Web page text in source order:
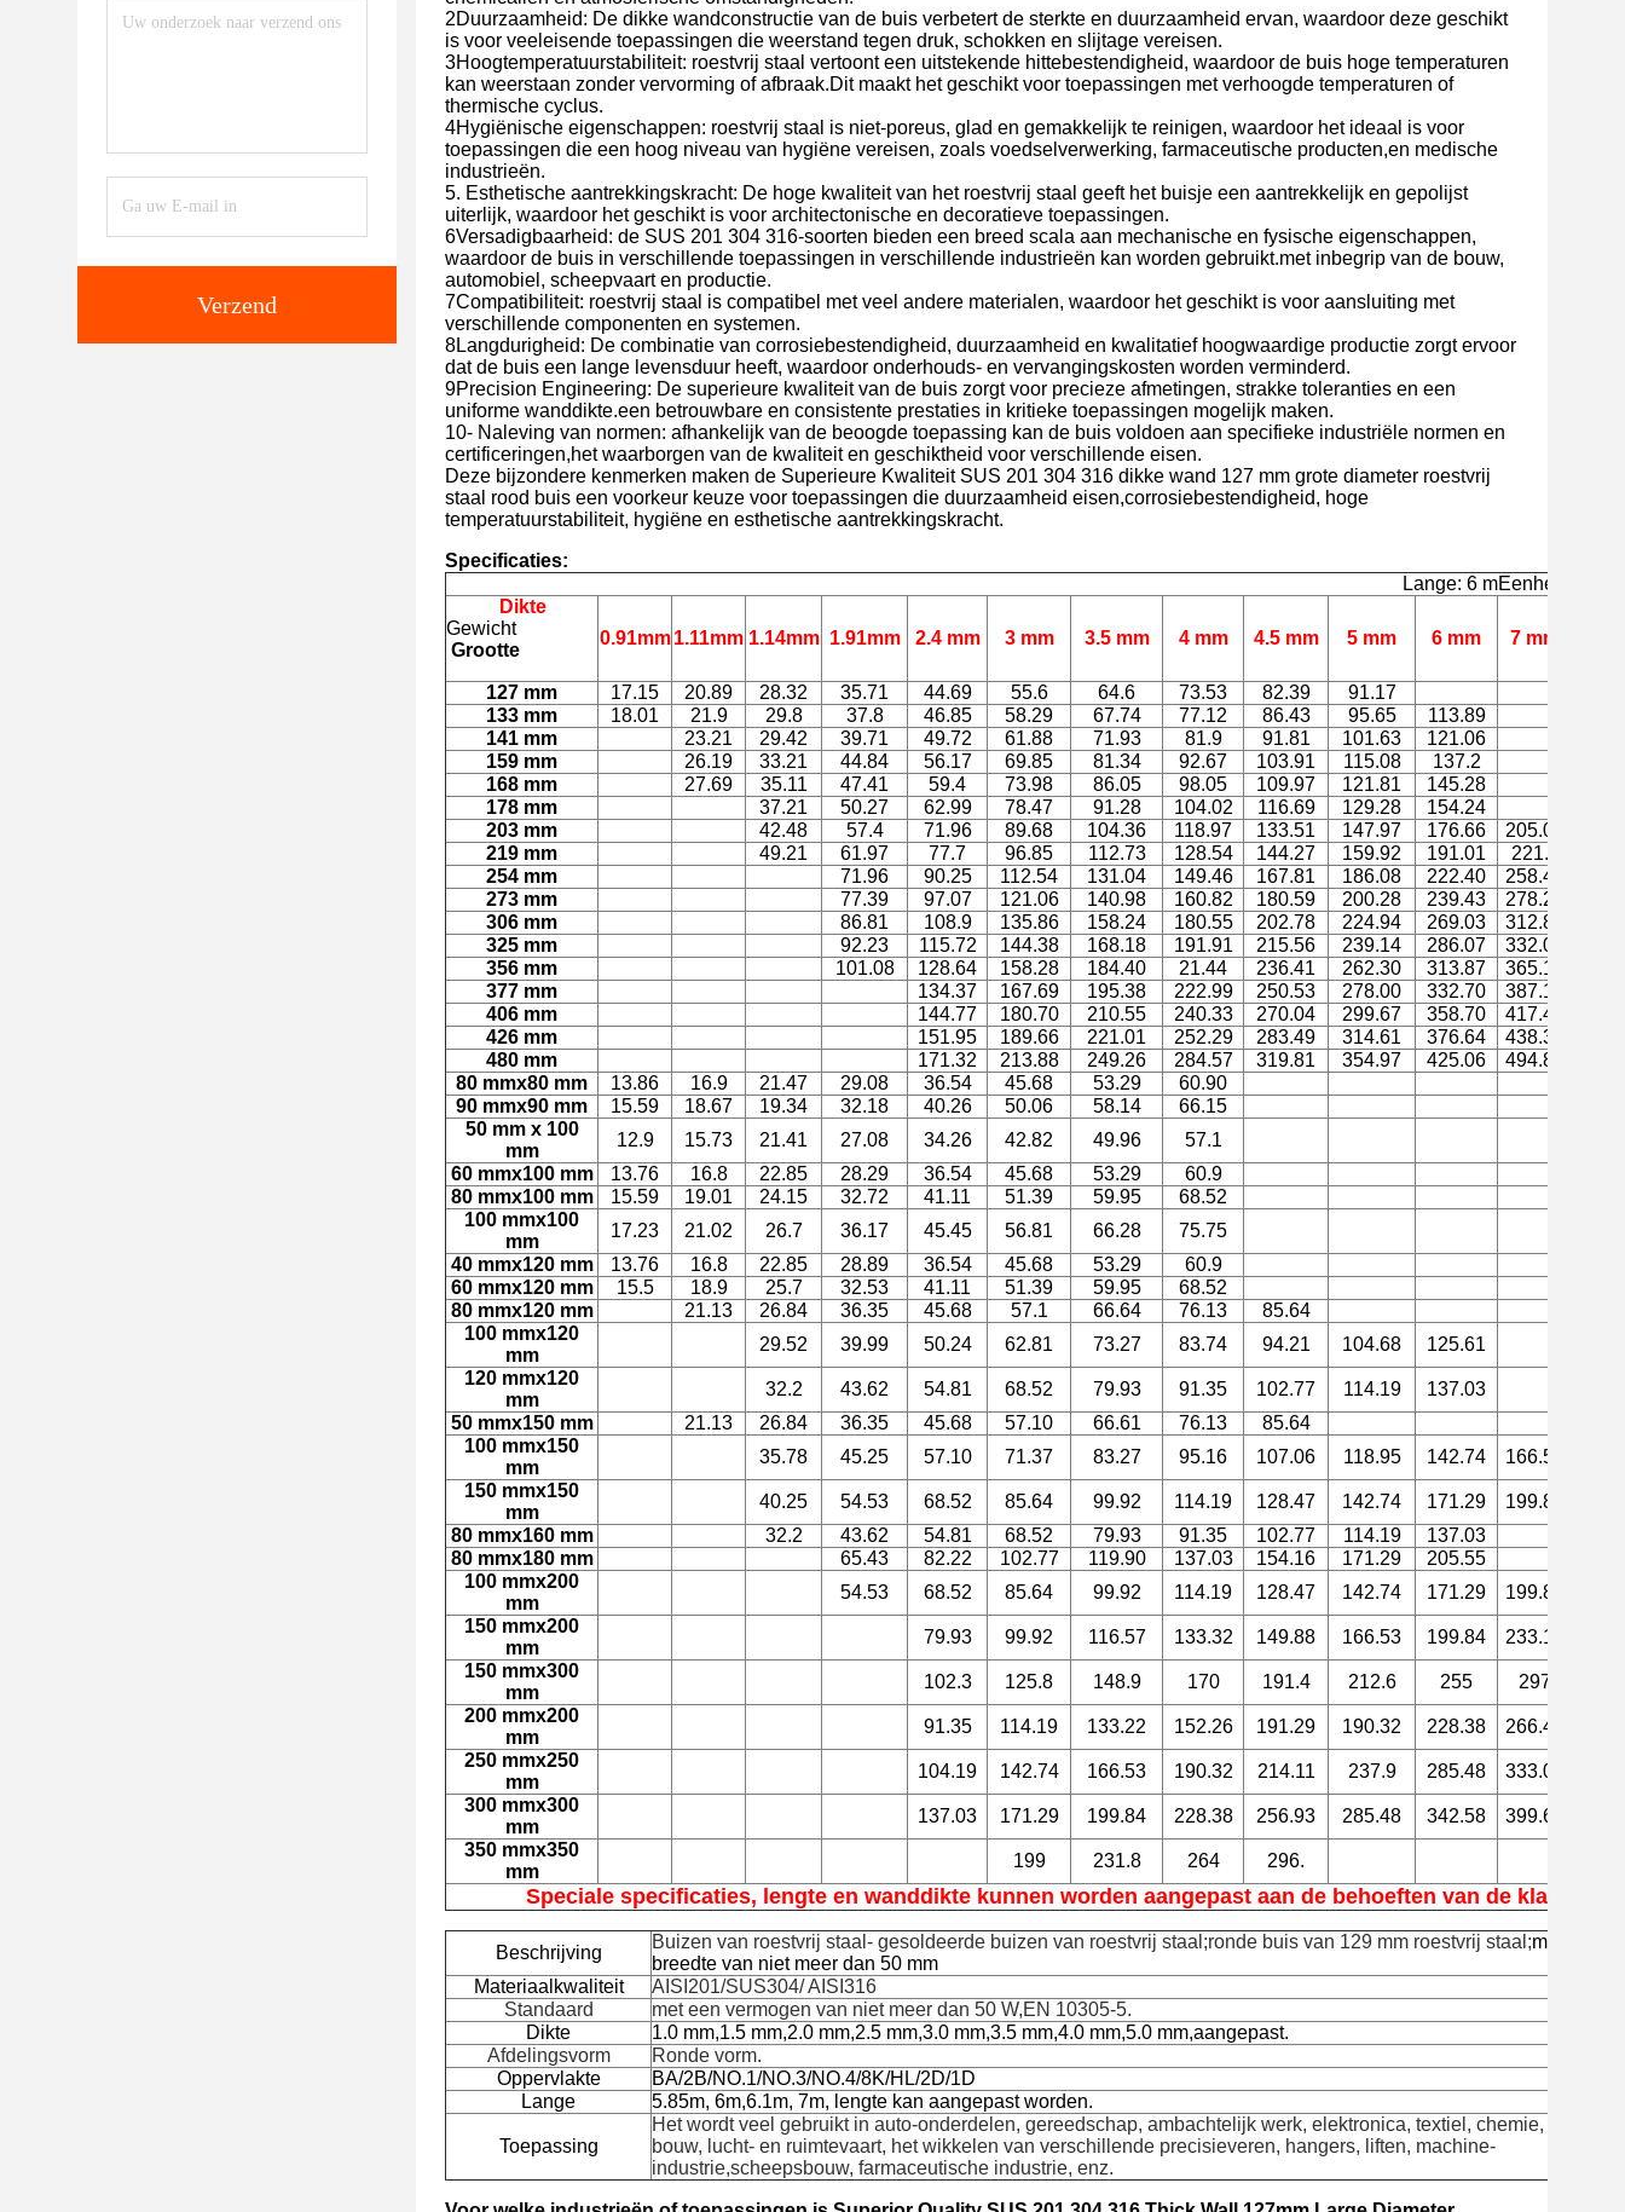
Verzend
2Duurzaamheid: De dikke wandconstructie van de buis verbetert de sterkte en duurzaamheid ervan, waardoor deze geschikt
is voor veeleisende toepassingen die weerstand tegen druk, schokken en slijtage vereisen.
3Hoogtemperatuurstabiliteit: roestvrij staal vertoont een uitstekende hittebestendigheid, waardoor de buis hoge temperaturen
kan weerstaan zonder vervorming of afbraak.Dit maakt het geschikt voor toepassingen met verhoogde temperaturen of
thermische cyclus.
4Hygiënische eigenschappen: roestvrij staal is niet-poreus, glad en gemakkelijk te reinigen, waardoor het ideaal is voor
toepassingen die een hoog niveau van hygiëne vereisen, zoals voedselverwerking, farmaceutische producten,en medische
industrieën.
5. Esthetische aantrekkingskracht: De hoge kwaliteit van het roestvrij staal geeft het buisje een aantrekkelijk en gepolijst
uiterlijk, waardoor het geschikt is voor architectonische en decoratieve toepassingen.
6Versadigbaarheid: de SUS 201 304 316-soorten bieden een breed scala aan mechanische en fysische eigenschappen,
waardoor de buis in verschillende toepassingen in verschillende industrieën kan worden gebruikt.met inbegrip van de bouw,
automobiel, scheepvaart en productie.
7Compatibiliteit: roestvrij staal is compatibel met veel andere materialen, waardoor het geschikt is voor aansluiting met
verschillende componenten en systemen.
8Langdurigheid: De combinatie van corrosiebestendigheid, duurzaamheid en kwalitatief hoogwaardige productie zorgt ervoor
dat de buis een lange levensduur heeft, waardoor onderhouds- en vervangingskosten worden verminderd.
9Precision Engineering: De superieure kwaliteit van de buis zorgt voor precieze afmetingen, strakke toleranties en een
uniforme wanddikte.een betrouwbare en consistente prestaties in kritieke toepassingen mogelijk maken.
10- Naleving van normen: afhankelijk van de beoogde toepassing kan de buis voldoen aan specifieke industriële normen en
certificeringen,het waarborgen van de kwaliteit en geschiktheid voor verschillende eisen.
Deze bijzondere kenmerken maken de Superieure Kwaliteit SUS 201 304 316 dikke wand 127 mm grote diameter roestvrij
staal rood buis een voorkeur keuze voor toepassingen die duurzaamheid eisen,corrosiebestendigheid, hoge
temperatuurstabiliteit, hygiëne en esthetische aantrekkingskracht.
Specificaties:
Lange: 6 mEenheid: kg/
Dikte
Gewicht
Grootte
0.91mm 1.11mm 1.14mm 1.91mm 2.4 mm 3 mm 3.5 mm 4 mm 4.5 mm 5 mm 6 mm 7 mm
127 mm 17.15 20.89 28.32 35.71 44.69 55.6 64.6 73.53 82.39
91.17
133 mm
18.01 21.9 29.8 37.8 46.85 58.29 67.74 77.12 86.43 95.65
113.89
141 mm
23.21 29.42 39.71 49.72 61.88 71.93 81.9 91.81 101.63
121.06
159 mm
26.19 33.21 44.84 56.17 69.85 81.34 92.67 103.91 115.08
137.2
168 mm
27.69 35.11 47.41 59.4 73.98 86.05 98.05 109.97 121.81
145.28
178 mm
37.21 50.27 62.99 78.47 91.28 104.02 116.69 129.28
154.24
203 mm
42.48 57.4 71.96 89.68 104.36 118.97 133.51 147.97 176.66
205.06
219 mm
49.21 61.97 77.7 96.85 112.73 128.54 144.27 159.92 191.01
221.8
254 mm
71.96 90.25 112.54 131.04 149.46 167.81 186.08 222.40 258.42
273 mm
77.39 97.07 121.06 140.98 160.82 180.59 200.28 239.43 278.29
306 mm
86.81 108.9 135.86 158.24 180.55 202.78 224.94 269.03 312.82
325 mm
92.23 115.72 144.38 168.18 191.91 215.56 239.14 286.07 332.07
356 mm
101.08 128.64 158.28 184.40 21.44 236.41 262.30 313.87 365.13
377 mm
134.37 167.69 195.38 222.99 250.53 278.00 332.70 387.10
406 mm
144.77 180.70 210.55 240.33 270.04 299.67 358.70 417.44
426 mm
151.95 189.66 221.01 252.29 283.49 314.61 376.64 438.37
480 mm
171.32 213.88 249.26 284.57 319.81 354.97 425.06 494.86
80 mmx80 mm
13.86 16.9 21.47 29.08 36.54 45.68 53.29
60.90
90 mmx90 mm
15.59 18.67 19.34 32.18 40.26 50.06 58.14
66.15
50 mm x 100
mm
12.9 15.73 21.41 27.08 34.26 42.82 49.96
57.1
60 mmx100 mm
13.76 16.8 22.85 28.29 36.54 45.68 53.29
60.9
80 mmx100 mm
15.59 19.01 24.15 32.72 41.11 51.39 59.95
68.52
100 mmx100
mm
17.23 21.02 26.7 36.17 45.45 56.81 66.28
75.75
40 mmx120 mm
13.76 16.8 22.85 28.89 36.54 45.68 53.29
60.9
60 mmx120 mm
15.5 18.9 25.7 32.53 41.11 51.39 59.95
68.52
80 mmx120 mm
21.13 26.84 36.35 45.68 57.1 66.64 76.13
85.64
100 mmx120
mm
29.52 39.99 50.24 62.81 73.27 83.74 94.21 104.68
125.61
120 mmx120
mm
32.2 43.62 54.81 68.52 79.93 91.35 102.77 114.19
137.03
50 mmx150 mm
21.13 26.84 36.35 45.68 57.10 66.61 76.13
85.64
100 mmx150
mm
35.78 45.25 57.10 71.37 83.27 95.16 107.06 118.95 142.74 166.53
150 mmx150
mm
40.25 54.53 68.52 85.64 99.92 114.19 128.47 142.74 171.29 199.84
80 mmx160 mm
32.2 43.62 54.81 68.52 79.93 91.35 102.77 114.19
137.03
80 mmx180 mm
65.43 82.22 102.77 119.90 137.03 154.16 171.29
205.55
100 mmx200
mm
54.53 68.52 85.64 99.92 114.19 128.47 142.74 171.29 199.84
150 mmx200
mm
79.93 99.92 116.57 133.32 149.88 166.53 199.84 233.14
150 mmx300
mm
102.3 125.8 148.9 170 191.4 212.6 255 297
200 mmx200
mm
91.35 114.19 133.22 152.26 191.29 190.32 228.38 266.45
250 mmx250
mm
104.19 142.74 166.53 190.32 214.11 237.9 285.48 333.06
300 mmx300
mm
137.03 171.29 199.84 228.38 256.93 285.48 342.58 399.67
350 mmx350
mm
199 231.8 264 296.
Speciale specificaties, lengte en wanddikte kunnen worden aangepast aan de behoeften van de klant.
Beschrijving
Buizen van roestvrij staal - gesoldeerde buizen van roestvrij staal;ronde buis van 129 mm roestvrij staal;met een
breedte van niet meer dan 50 mm
Materiaalkwaliteit
AISI201/SUS304/ AISI316
Standaard
met een vermogen van niet meer dan 50 W,EN 10305-5.
Dikte
1.0 mm,1.5 mm,2.0 mm,2.5 mm,3.0 mm,3.5 mm,4.0 mm,5.0 mm,aangepast.
Afdelingsvorm
Ronde vorm.
Oppervlakte
BA/2B/NO.1/NO.3/NO.4/8K/HL/2D/1D
Lange
5.85m, 6m,6.1m, 7m, lengte kan aangepast worden.
Toepassing
Het wordt veel gebruikt in auto-onderdelen, gereedschap, ambachtelijk werk, elektronica, textiel, chemie,
bouw, lucht- en ruimtevaart, het wikkelen van verschillende precisieveren, hangers, liften, machine-
industrie,scheepsbouw, farmaceutische industrie, enz.